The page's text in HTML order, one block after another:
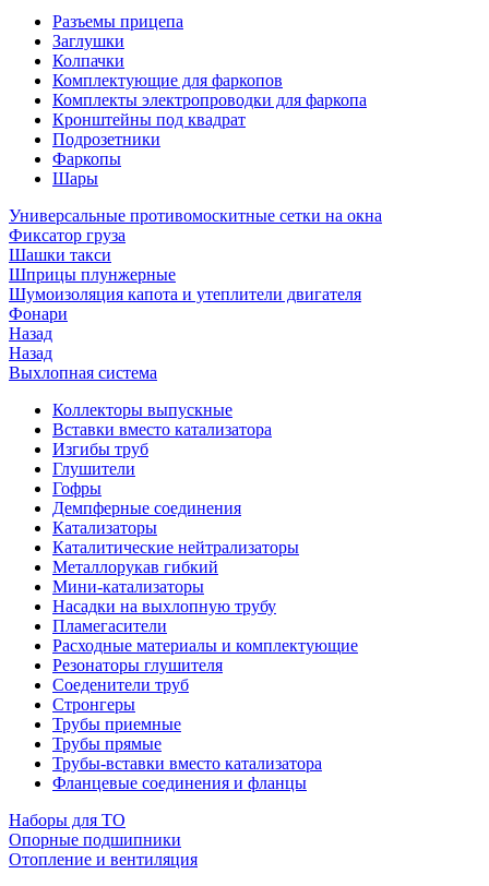
Разъемы прицепа
Заглушки
Колпачки
Комплектующие для фаркопов
Комплекты электропроводки для фаркопа
Кронштейны под квадрат
Подрозетники
Фаркопы
Шары
Универсальные противомоскитные сетки на окна
Фиксатор груза
Шашки такси
Шприцы плунжерные
Шумоизоляция капота и утеплители двигателя
Фонари
Назад
Назад
Выхлопная система
Коллекторы выпускные
Вставки вместо катализатора
Изгибы труб
Глушители
Гофры
Демпферные соединения
Катализаторы
Каталитические нейтрализаторы
Металлорукав гибкий
Мини-катализаторы
Насадки на выхлопную трубу
Пламегасители
Расходные материалы и комплектующие
Резонаторы глушителя
Соеденители труб
Стронгеры
Трубы приемные
Трубы прямые
Трубы-вставки вместо катализатора
Фланцевые соединения и фланцы
Наборы для ТО
Опорные подшипники
Отопление и вентиляция